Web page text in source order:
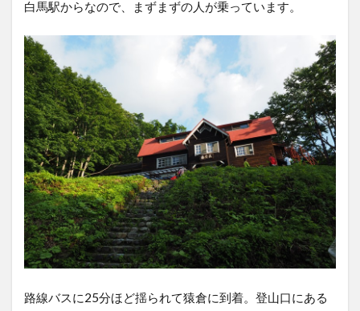
白馬駅からなので、まずまずの人が乗っています。
路線バスに25分ほど揺られて猿倉に到着。登山口にある